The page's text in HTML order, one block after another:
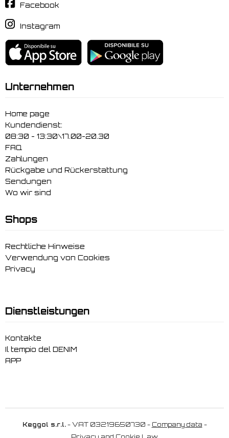
Facebook
Instagram
Unternehmen
Home page
Kundendienst:
08:30 - 13:30\17.00-20.30
FAQ
Zahlungen
Rückgabe und Rückerstattung
Sendungen
Wo wir sind
Shops
Rechtliche Hinweise
Verwendung von Cookies
Privacy
Dienstleistungen
Kontakte
Il tempio del DENIM
APP
Keggol s.r.l.- VAT 03219650730 - Company data -